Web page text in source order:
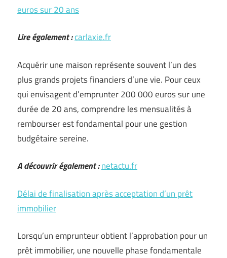
euros sur 20 ans
Lire également :carlaxie.fr
Acquérir une maison représente souvent l’un des
plus grands projets financiers d’une vie. Pour ceux
qui envisagent d’emprunter 200 000 euros sur une
durée de 20 ans, comprendre les mensualités à
rembourser est fondamental pour une gestion
budgétaire sereine.
A découvrir également :netactu.fr
Délai de finalisation après acceptation d’un prêt
immobilier
Lorsqu’un emprunteur obtient l’approbation pour un
prêt immobilier, une nouvelle phase fondamentale